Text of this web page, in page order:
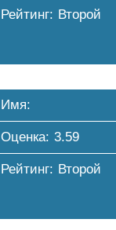
Рейтинг: Второй
Имя:
Оценка: 3.59
Рейтинг: Второй